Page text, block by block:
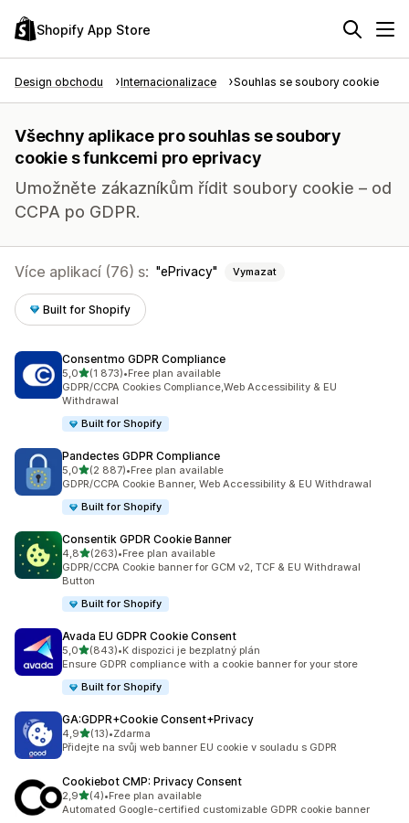
Shopify App Store
Design obchodu Internacionalizace Souhlas se soubory cookie
Všechny aplikace pro souhlas se soubory
cookie s funkcemi pro eprivacy
Umožněte zákazníkům řídit soubory cookie – od
CCPA po GDPR.
Více aplikací (76) s: ePrivacy Vymazat
Built for Shopify
Consentmo GDPR Compliance
5,0z 5 hvězd
(1 873)
Celkový počet recenzí: 1873
•Free plan available
GDPR/CCPA Cookies Compliance,Web Accessibility & EU
Withdrawal
Built for Shopify
Pandectes GDPR Compliance
5,0z 5 hvězd
(2 887)
Celkový počet recenzí: 2887
•Free plan available
GDPR/CCPA Cookie Banner, Web Accessibility & EU Withdrawal
Built for Shopify
Consentik GPDR Cookie Banner
4,8z 5 hvězd
(263)
Celkový počet recenzí: 263
•Free plan available
GDPR/CCPA Cookie banner for GCM v2, TCF & EU Withdrawal
Button
Built for Shopify
Avada EU GDPR Cookie Consent
5,0z 5 hvězd
(843)
Celkový počet recenzí: 843
•K dispozici je bezplatný plán
Ensure GDPR compliance with a cookie banner for your store
Built for Shopify
GA:GDPR+Cookie Consent+Privacy
4,9z 5 hvězd
(13)
Celkový počet recenzí: 13
•Zdarma
Přidejte na svůj web banner EU cookie v souladu s GDPR
Cookiebot CMP: Privacy Consent
2,9z 5 hvězd
(4)
Celkový počet recenzí: 4
•Free plan available
Automated Google-certified customizable GDPR cookie banner